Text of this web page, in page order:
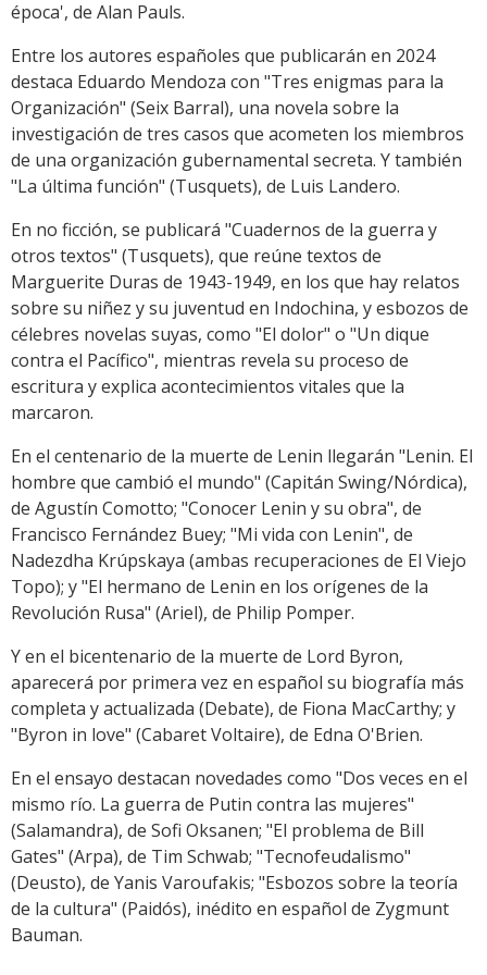
época', de Alan Pauls.
Entre los autores españoles que publicarán en 2024
destaca Eduardo Mendoza con "Tres enigmas para la
Organización" (Seix Barral), una novela sobre la
investigación de tres casos que acometen los miembros
de una organización gubernamental secreta. Y también
"La última función" (Tusquets), de Luis Landero.
En no ficción, se publicará "Cuadernos de la guerra y
otros textos" (Tusquets), que reúne textos de
Marguerite Duras de 1943-1949, en los que hay relatos
sobre su niñez y su juventud en Indochina, y esbozos de
célebres novelas suyas, como "El dolor" o "Un dique
contra el Pacífico", mientras revela su proceso de
escritura y explica acontecimientos vitales que la
marcaron.
En el centenario de la muerte de Lenin llegarán "Lenin. El
hombre que cambió el mundo" (Capitán Swing/Nórdica),
de Agustín Comotto; "Conocer Lenin y su obra", de
Francisco Fernández Buey; "Mi vida con Lenin", de
Nadezdha Krúpskaya (ambas recuperaciones de El Viejo
Topo); y "El hermano de Lenin en los orígenes de la
Revolución Rusa" (Ariel), de Philip Pomper.
Y en el bicentenario de la muerte de Lord Byron,
aparecerá por primera vez en español su biografía más
completa y actualizada (Debate), de Fiona MacCarthy; y
"Byron in love" (Cabaret Voltaire), de Edna O'Brien.
En el ensayo destacan novedades como "Dos veces en el
mismo río. La guerra de Putin contra las mujeres"
(Salamandra), de Sofi Oksanen; "El problema de Bill
Gates" (Arpa), de Tim Schwab; "Tecnofeudalismo"
(Deusto), de Yanis Varoufakis; "Esbozos sobre la teoría
de la cultura" (Paidós), inédito en español de Zygmunt
Bauman.